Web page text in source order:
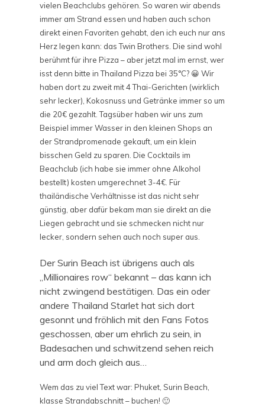
vielen Beachclubs gehören. So waren wir abends
immer am Strand essen und haben auch schon
direkt einen Favoriten gehabt, den ich euch nur ans
Herz legen kann: das Twin Brothers. Die sind wohl
berühmt für ihre Pizza – aber jetzt mal im ernst, wer
isst denn bitte in Thailand Pizza bei 35°C? 😀 Wir
haben dort zu zweit mit 4 Thai-Gerichten (wirklich
sehr lecker), Kokosnuss und Getränke immer so um
die 20€ gezahlt. Tagsüber haben wir uns zum
Beispiel immer Wasser in den kleinen Shops an
der Strandpromenade gekauft, um ein klein
bisschen Geld zu sparen. Die Cocktails im
Beachclub (ich habe sie immer ohne Alkohol
bestellt) kosten umgerechnet 3-4€. Für
thailändische Verhältnisse ist das nicht sehr
günstig, aber dafür bekam man sie direkt an die
Liegen gebracht und sie schmecken nicht nur
lecker, sondern sehen auch noch super aus.
Der Surin Beach ist übrigens auch als
„Millionaires row“ bekannt – das kann ich
nicht zwingend bestätigen. Das ein oder
andere Thailand Starlet hat sich dort
gesonnt und fröhlich mit den Fans Fotos
geschossen, aber um ehrlich zu sein, in
Badesachen und schwitzend sehen reich
und arm doch gleich aus…
Wem das zu viel Text war: Phuket, Surin Beach,
klasse Strandabschnitt – buchen! 🙂